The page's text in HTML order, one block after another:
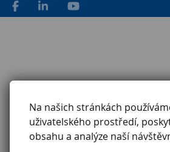
Na našich stránkách
uživatelského prostředí,
obsahu a analýze naší